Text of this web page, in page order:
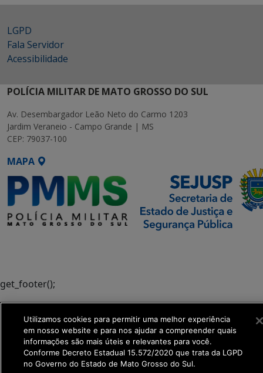
LGPD
Fala Servidor
Acessibilidade
POLÍCIA MILITAR DE MATO GROSSO DO SUL
Av. Desembargador Leão Neto do Carmo 1203
Jardim Veraneio - Campo Grande | MS
CEP: 79037-100
MAPA
get_footer();
Utilizamos cookies para permitir uma melhor experiência
em nosso website e para nos ajudar a compreender quais
informações são mais úteis e relevantes para você.
Conforme Decreto Estadual 15.572/2020 que trata da LGPD
no Governo do Estado de Mato Grosso do Sul.